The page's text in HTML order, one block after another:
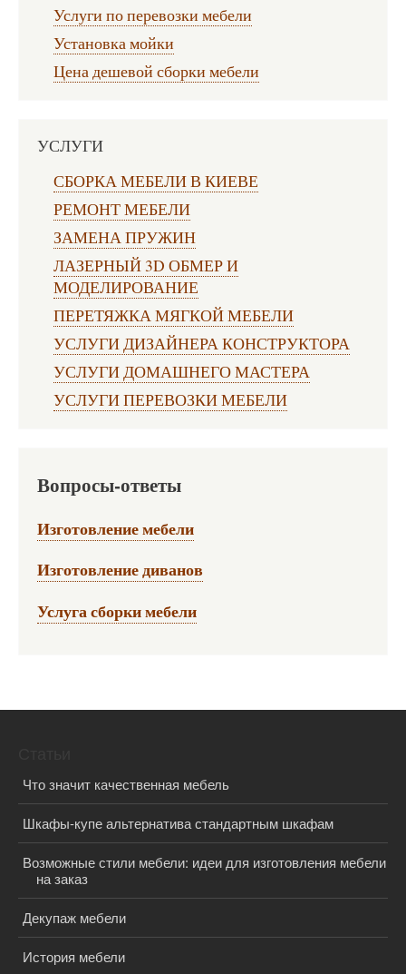
Услуги по перевозки мебели
Установка мойки
Цена дешевой сборки мебели
УСЛУГИ
СБОРКА МЕБЕЛИ В КИЕВЕ
РЕМОНТ МЕБЕЛИ
ЗАМЕНА ПРУЖИН
ЛАЗЕРНЫЙ 3D ОБМЕР И
МОДЕЛИРОВАНИЕ
ПЕРЕТЯЖКА МЯГКОЙ МЕБЕЛИ
УСЛУГИ ДИЗАЙНЕРА КОНСТРУКТОРА
УСЛУГИ ДОМАШНЕГО МАСТЕРА
УСЛУГИ ПЕРЕВОЗКИ МЕБЕЛИ
Вопросы-ответы
Изготовление мебели
Изготовление диванов
Услуга сборки мебели
Что значит качественная мебель
Шкафы-купе альтернатива стандартным шкафам
Возможные стили мебели: идеи для изготовления мебели
на заказ
Декупаж мебели
История мебели